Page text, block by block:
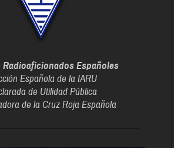
Radioaficionados Españoles
Española de la IARU
de Utilidad Pública
de la Cruz Roja Española